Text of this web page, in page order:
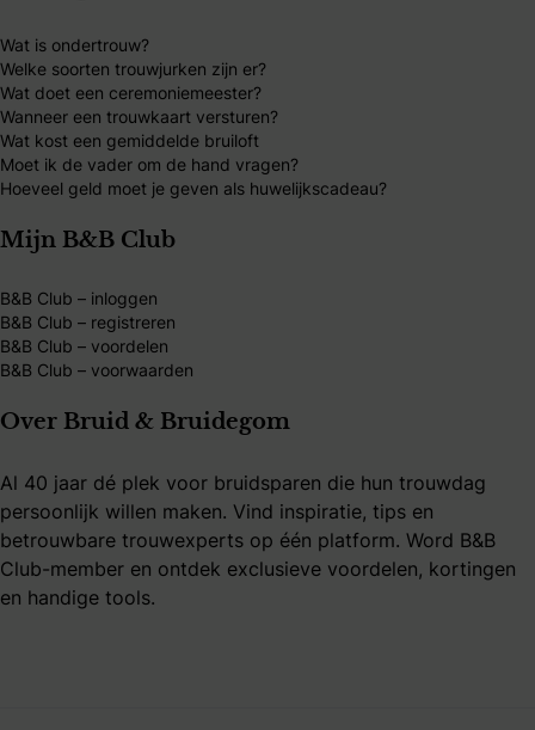
Wat is ondertrouw?
Welke soorten trouwjurken zijn er?
Wat doet een ceremoniemeester?
Wanneer een trouwkaart versturen?
Wat kost een gemiddelde bruiloft
Moet ik de vader om de hand vragen?
Hoeveel geld moet je geven als huwelijkscadeau?
Mijn B&B Club
B&B Club – inloggen
B&B Club – registreren
B&B Club – voordelen
B&B Club – voorwaarden
Over Bruid & Bruidegom
Al 40 jaar dé plek voor bruidsparen die hun trouwdag
persoonlijk willen maken. Vind inspiratie, tips en
betrouwbare trouwexperts op één platform. Word B&B
Club-member en ontdek exclusieve voordelen, kortingen
en handige tools.